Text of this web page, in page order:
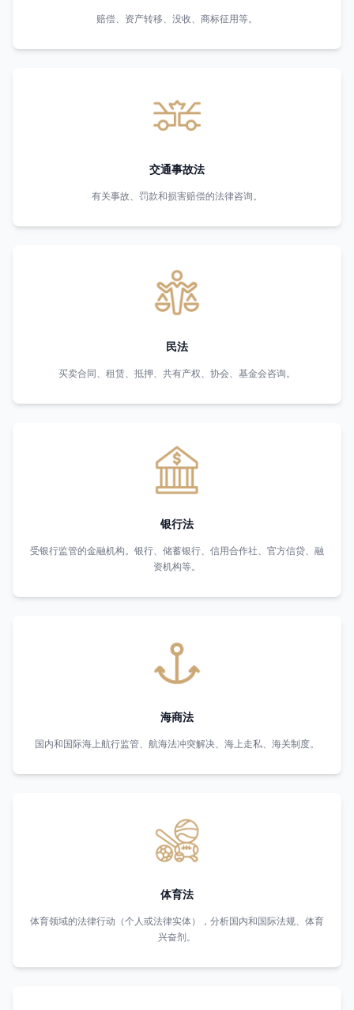
赔偿、资产转移、没收、商标征用等。
交通事故法
有关事故、罚款和损害赔偿的法律咨询。
民法
买卖合同、租赁、抵押、共有产权、协会、基金会咨询。
银行法
受银行监管的金融机构。银行、储蓄银行、信用合作社、官方信贷、融
资机构等。
海商法
国内和国际海上航行监管、航海法冲突解决、海上走私、海关制度。
体育法
体育领域的法律行动（个人或法律实体），分析国内和国际法规、体育
兴奋剂。